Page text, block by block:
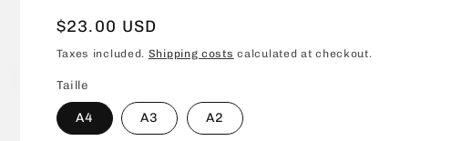
Usual
price
$23.00 USD
Taxes included. Shipping costs calculated at checkout.
Taille
A4 A3 A2